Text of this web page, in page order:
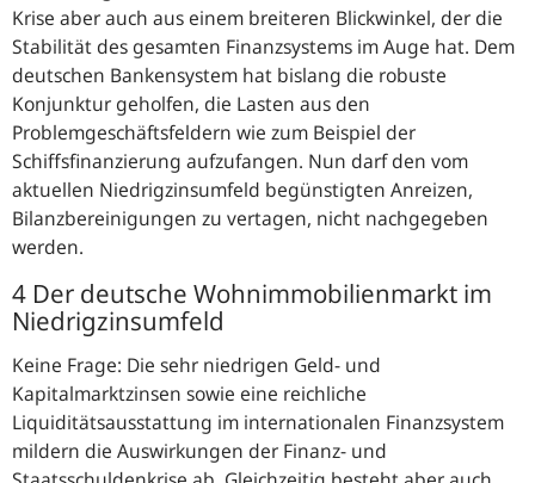
Krise aber auch aus einem breiteren Blickwinkel, der die
Stabilität des gesamten Finanzsystems im Auge hat. Dem
deutschen Bankensystem hat bislang die robuste
Konjunktur geholfen, die Lasten aus den
Problemgeschäftsfeldern wie zum Beispiel der
Schiffsfinanzierung aufzufangen. Nun darf den vom
aktuellen Niedrigzinsumfeld begünstigten Anreizen,
Bilanzbereinigungen zu vertagen, nicht nachgegeben
werden.
4 Der deutsche Wohnimmobilienmarkt im
Niedrigzinsumfeld
Keine Frage: Die sehr niedrigen Geld- und
Kapitalmarktzinsen sowie eine reichliche
Liquiditätsausstattung im internationalen Finanzsystem
mildern die Auswirkungen der Finanz- und